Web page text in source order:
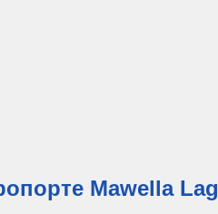
Mawella